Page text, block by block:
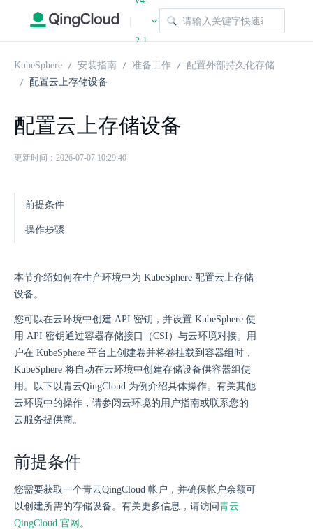
|
2.1
KubeSphere 安装指南 准备工作
配置外部持久化存储
配置云上存储设备
配置云上存储设备
更新时间：2026-07-07 10:29:40
前提条件
操作步骤
本节介绍如何在生产环境中为 KubeSphere 配置云上存储
设备。
您可以在云环境中创建 API 密钥，并设置 KubeSphere 使
用 API 密钥通过容器存储接口（CSI）与云环境对接。用
户在 KubeSphere 平台上创建卷并将卷挂载到容器组时，
KubeSphere 将自动在云环境中创建存储设备供容器组使
用。以下以青云QingCloud 为例介绍具体操作。有关其他
云环境中的操作，请参阅云环境的用户指南或联系您的
云服务提供商。
前提条件
您需要获取一个青云QingCloud 帐户，并确保帐户余额可
以创建所需的存储设备。有关更多信息，请访问青云
QingCloud 官网 。